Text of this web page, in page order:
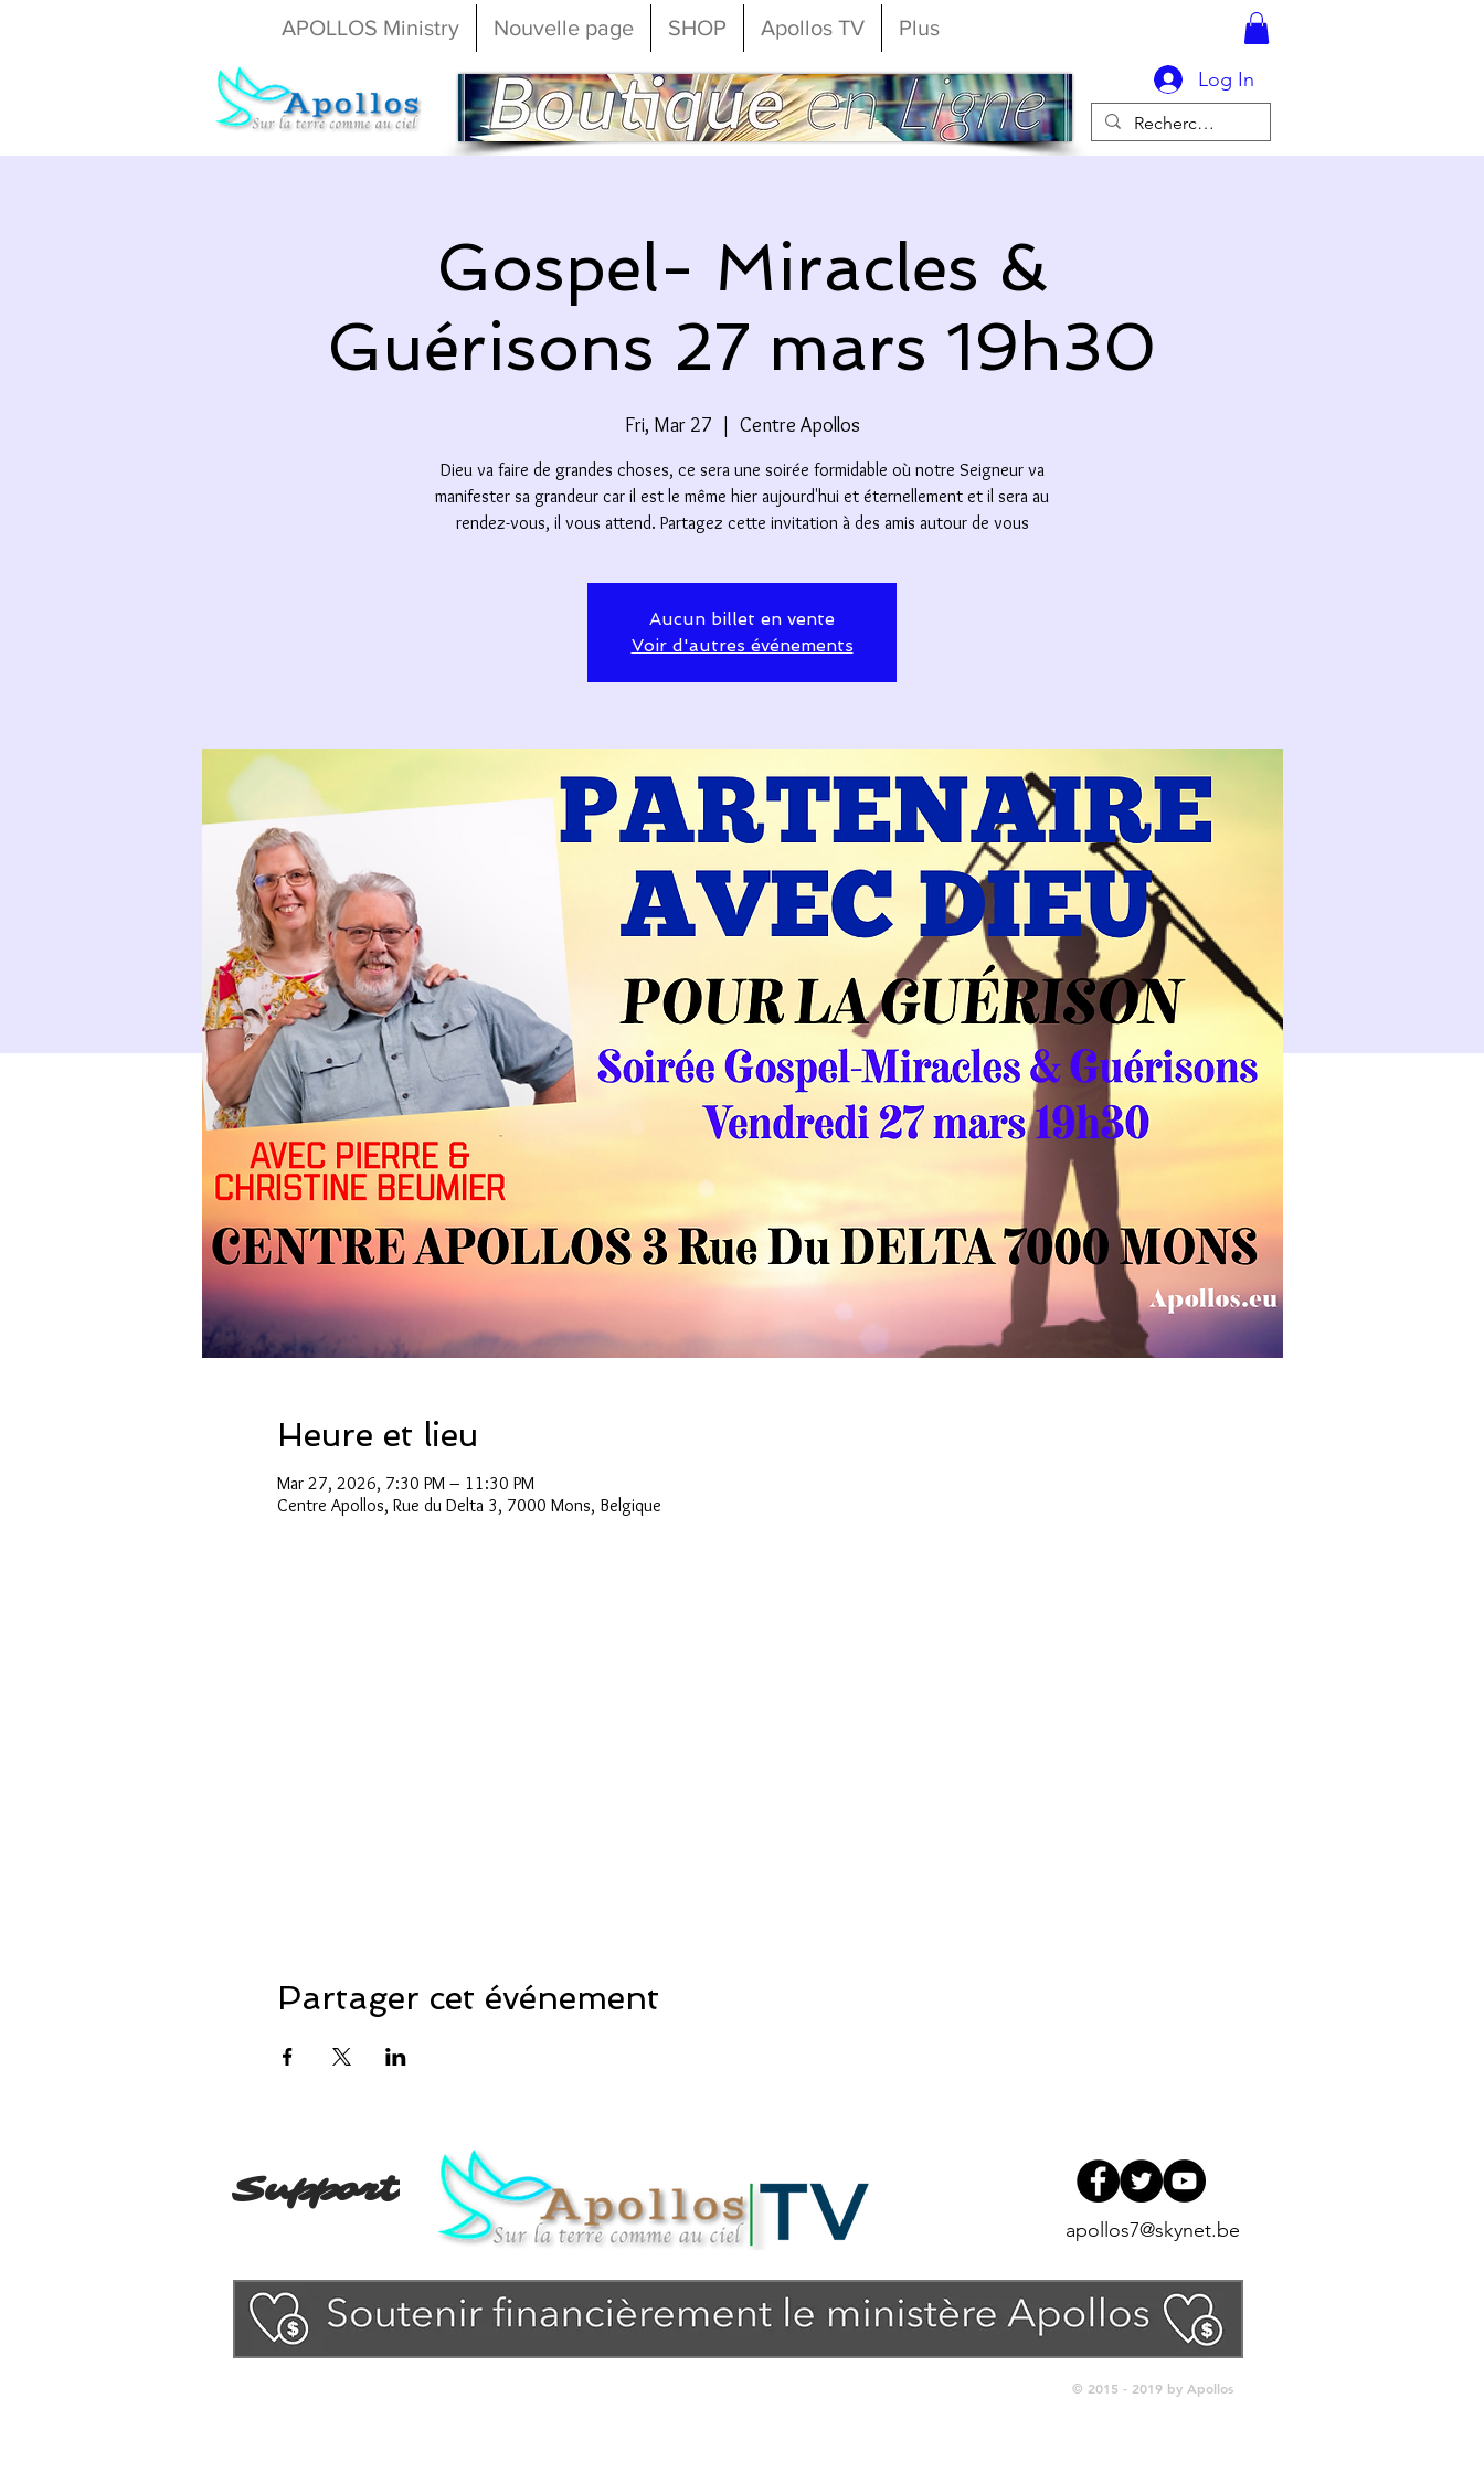
APOLLOS Ministry Nouvelle page SHOP Apollos TV Plus
Log In
Gospel- Miracles &
Guérisons 27 mars 19h30
Fri, Mar 27
  |
Centre Apollos
Dieu va faire de grandes choses, ce sera une soirée formidable où notre Seigneur va
manifester sa grandeur car il est le même hier aujourd'hui et éternellement et il sera au
rendez-vous, il vous attend. Partagez cette invitation à des amis autour de vous
Aucun billet en vente
Voir d'autres événements
Heure et lieu
Mar 27, 2026, 7:30 PM – 11:30 PM
Centre Apollos, Rue du Delta 3, 7000 Mons, Belgique
Partager cet événement
Support
apollos7@skynet.be
© 2015 - 2019 by Apollos